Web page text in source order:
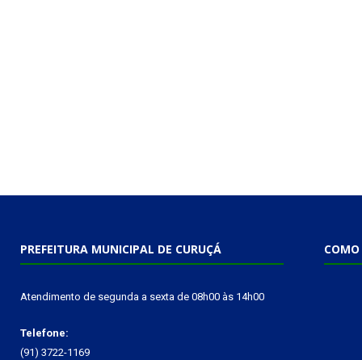
PREFEITURA MUNICIPAL DE CURUÇÁ
Atendimento de segunda a sexta de 08h00 às 14h00
Telefone:
(91) 3722-1169
COMO